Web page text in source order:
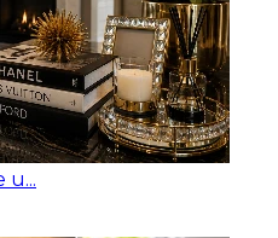
u...